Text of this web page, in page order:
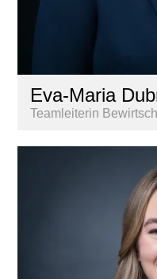
Eva-Maria
Teamleiterin